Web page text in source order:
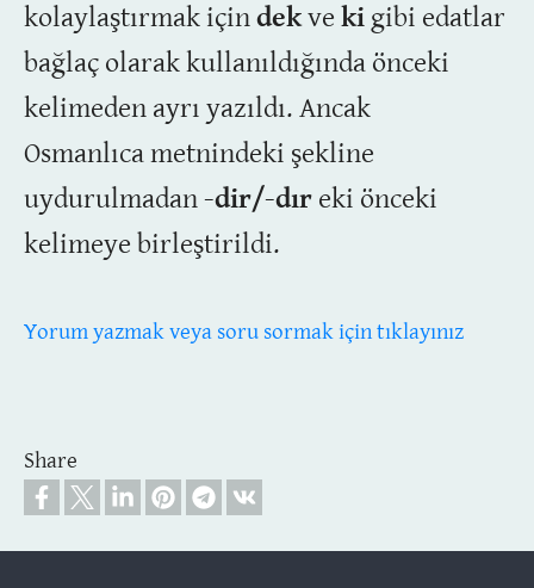
kolaylaştırmak içindekve ki gibi edatlar
bağlaç olarak kullanıldığında önceki
kelimeden ayrı yazıldı. Ancak
Osmanlıca metnindeki şekline
uydurulmadan-dir/-dır eki önceki
kelimeye birleştirildi.
Yorum yazmak veya soru sormak için tıklayınız
Share